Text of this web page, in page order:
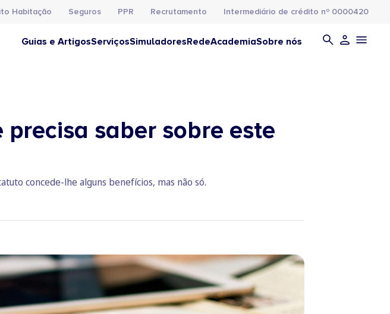
Habitação Seguros PPR Recrutamento Intermediário de crédito nº 0000420
Guias e ArtigosServiçosSimuladoresRedeAcademiaSobre nós
saber sobre este
concede-lhe alguns benefícios, mas não só.